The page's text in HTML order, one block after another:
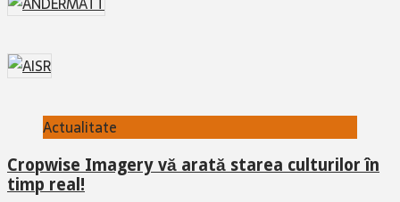
Actualitate
Cropwise Imagery vă arată starea culturilor în
timp real!